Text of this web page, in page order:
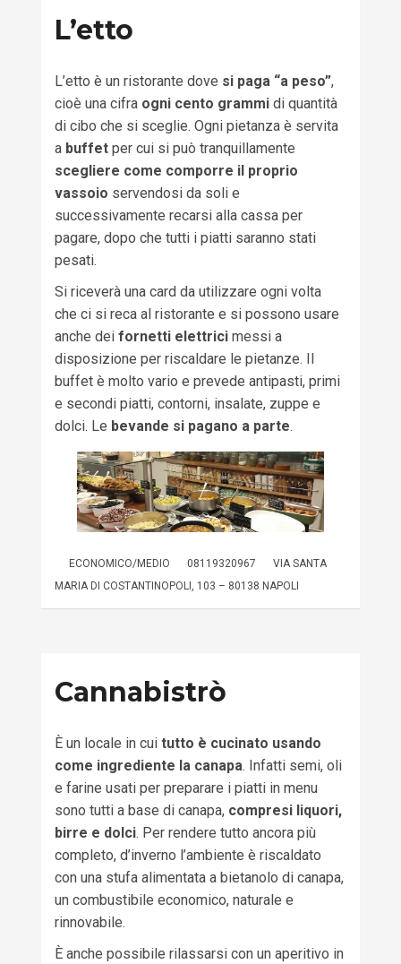
L’etto
L’etto è un ristorante dove si paga “a peso”,
cioè una cifra ogni cento grammidi quantità
di cibo che si sceglie. Ogni pietanza è servita
a buffetper cui si può tranquillamente
scegliere come comporre il proprio
vassoio servendosi da soli e
successivamente recarsi alla cassa per
pagare, dopo che tutti i piatti saranno stati
pesati.
Si riceverà una card da utilizzare ogni volta
che ci si reca al ristorante e si possono usare
anche dei fornetti elettricimessi a
disposizione per riscaldare le pietanze. Il
buffet è molto vario e prevede antipasti, primi
e secondi piatti, contorni, insalate, zuppe e
dolci. Le bevande si pagano a parte.
ECONOMICO/MEDIO 08119320967
VIA SANTA
MARIA DI COSTANTINOPOLI, 103 – 80138 NAPOLI
Cannabistrò
È un locale in cui tutto è cucinato usando
come ingrediente la canapa. Infatti semi, oli
e farine usati per preparare i piatti in menu
sono tutti a base di canapa, compresi liquori,
birre e dolci. Per rendere tutto ancora più
completo, d’inverno l’ambiente è riscaldato
con una stufa alimentata a bietanolo di canapa,
un combustibile economico, naturale e
rinnovabile.
È anche possibile rilassarsi con un aperitivo in